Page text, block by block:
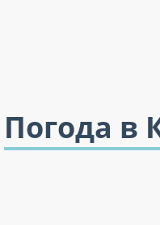
Погода в